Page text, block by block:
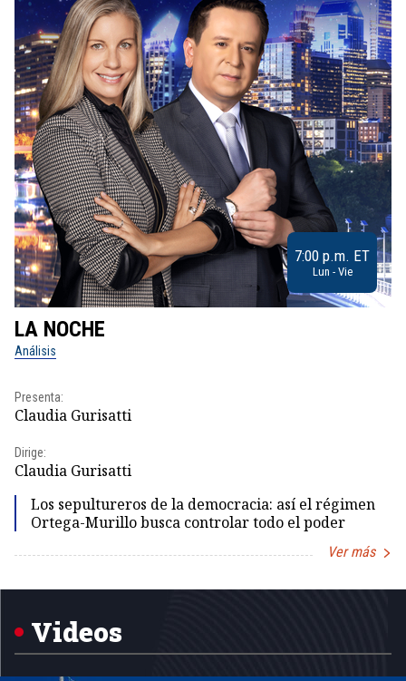
7:00 p.m. ET
Lun - Vie
LA NOCHE
Análisis
Presenta:
Claudia Gurisatti
Dirige:
Claudia Gurisatti
Los sepultureros de la democracia: así el régimen
Ortega-Murillo busca controlar todo el poder
Ver más
1
Videos